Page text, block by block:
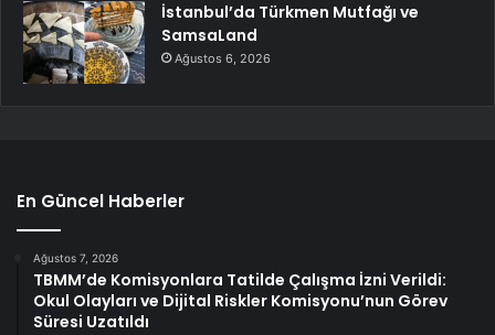
İstanbul’da Türkmen Mutfağı ve
SamsaLand
Ağustos 6, 2026
En Güncel Haberler
Ağustos 7, 2026
TBMM’de Komisyonlara Tatilde Çalışma İzni Verildi:
Okul Olayları ve Dijital Riskler Komisyonu’nun Görev
Süresi Uzatıldı